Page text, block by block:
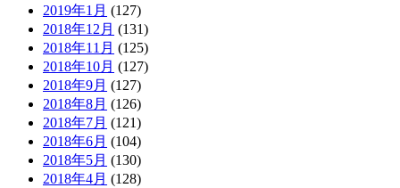
2019年1月 (127)
2018年12月 (131)
2018年11月 (125)
2018年10月 (127)
2018年9月 (127)
2018年8月 (126)
2018年7月 (121)
2018年6月 (104)
2018年5月 (130)
2018年4月 (128)